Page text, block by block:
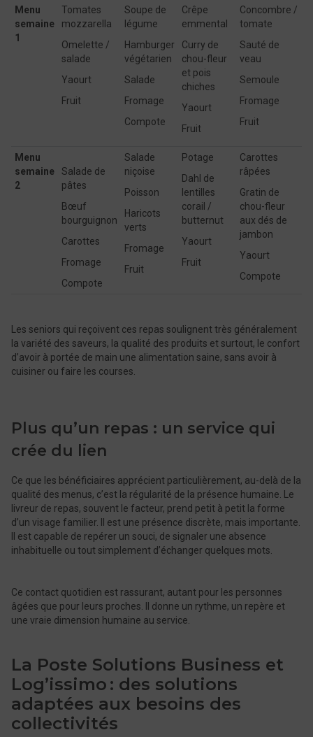
Menu
semaine
1
Tomates
mozzarella
Omelette /
salade
Yaourt
Fruit
Soupe de
légume
Hamburger
végétarien
Salade
Fromage
Compote
Crêpe
emmental
Curry de
chou-fleur
et pois
chiches
Yaourt
Fruit
Concombre /
tomate
Sauté de
veau
Semoule
Fromage
Fruit
Menu
semaine
2
Salade de
pâtes
Bœuf
bourguignon
Carottes
Fromage
Compote
Salade
niçoise
Poisson
Haricots
verts
Fromage
Fruit
Potage
Dahl de
lentilles
corail /
butternut
Yaourt
Fruit
Carottes
râpées
Gratin de
chou-fleur
aux dés de
jambon
Yaourt
Compote
Les seniors qui reçoivent ces repas soulignent très généralement
la variété des saveurs, la qualité des produits et surtout, le confort
d’avoir à portée de main une alimentation saine, sans avoir à
cuisiner ou faire les courses.
Plus qu’un repas : un service qui
crée du lien
Ce que les bénéficiaires apprécient particulièrement, au-delà de la
qualité des menus, c’est la régularité de la présence humaine. Le
livreur de repas, souvent le facteur, prend petit à petit la forme
d’un visage familier. Il est une présence discrète, mais importante.
Il est capable de repérer un souci, de signaler une absence
inhabituelle ou tout simplement d’échanger quelques mots.
Ce contact quotidien est rassurant, autant pour les personnes
âgées que pour leurs proches. Il donne un rythme, un repère et
une vraie dimension humaine au service.
La Poste Solutions Business et
Log’issimo : des solutions
adaptées aux besoins des
collectivités